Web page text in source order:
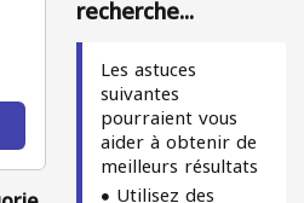
recherche...
Les astuces
suivantes
pourraient vous
aider à obtenir de
meilleurs résultats
Utilisez des